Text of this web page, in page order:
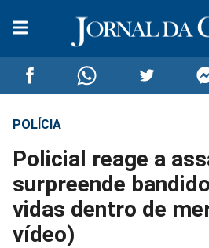
Compartilhar
no
Facebook
Compartilhar
no
Whatsapp
no
Twitter
POLÍCIA
Policial reage a
surpreende
vidas dentro de
vídeo)